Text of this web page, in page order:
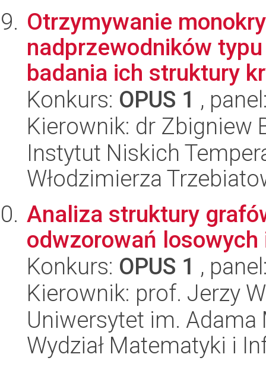
Otrzymywanie
nadprzewodników
badania ich struktury
Konkurs: OPUS 1 ,
Kierownik: dr Zbigniew
Instytut Niskich
Włodzimierza
Analiza struktury
odwzorowań
Konkurs: OPUS 1 ,
Kierownik: prof. Jerzy
Uniwersytet im.
Wydział Matematyki i